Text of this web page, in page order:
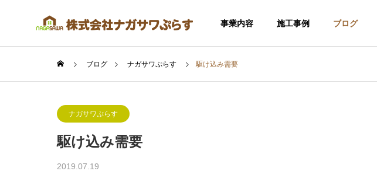
事業内容 施工事例 ブログ
SERVICE
事業内容
ブログ ナガサワぷらす 駆け込み需要
ナガサワぷらす
駆け込み需要
2019.07.19